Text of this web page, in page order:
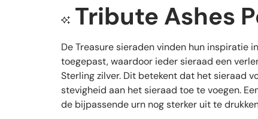
Tribute Ashes
De Treasure sieraden vinden hun inspiratie
toegepast, waardoor ieder sieraad een
Sterling zilver. Dit betekent dat het sieraad
stevigheid aan het sieraad toe te voegen.
de bijpassende urn nog sterker uit te